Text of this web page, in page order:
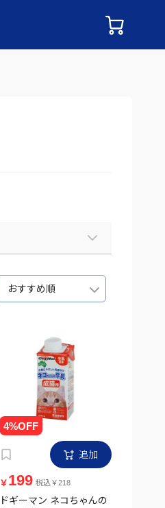
おすすめ順
追加
￥ 199 税込￥218
ドギーマン ネコちゃんの